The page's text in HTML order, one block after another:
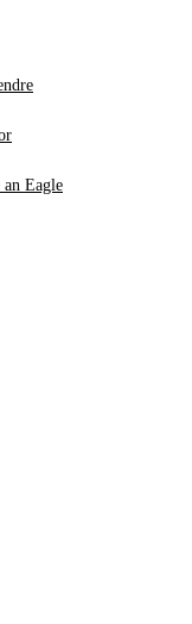
an Eagle